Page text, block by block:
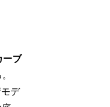
ーブ
デ